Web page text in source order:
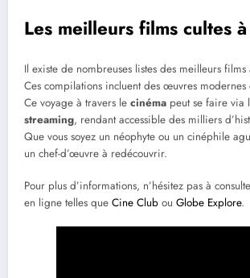
Les meilleurs films cultes
Il existe de nombreuses listes des meilleurs
Ces compilations incluent des œuvres modernes
Ce voyage à travers le cinéma peut se faire via
streaming, rendant accessible des milliers
Que vous soyez un néophyte ou un cinéphile
un chef-d’œuvre à redécouvrir.
Pour plus d’informations, n’hésitez pas à
en ligne telles que Cine Club ou Globe Explore.